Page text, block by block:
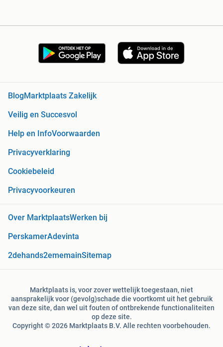
BlogMarktplaats Zakelijk
Veilig en Succesvol
Help en InfoVoorwaarden
Privacyverklaring
Cookiebeleid
Privacyvoorkeuren
Over MarktplaatsWerken bij
PerskamerAdevinta
2dehands2ememainSitemap
Marktplaats is, voor zover wettelijk toegestaan, niet
aansprakelijk voor (gevolg)schade die voortkomt uit het gebruik
van deze site, dan wel uit fouten of ontbrekende functionaliteiten
op deze site.
Copyright © 2026 Marktplaats B.V. Alle rechten voorbehouden.